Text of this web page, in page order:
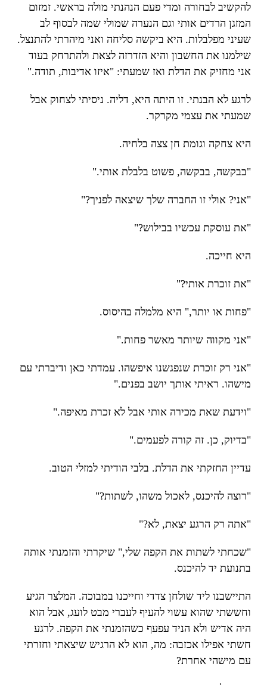
להקשיב לבחורה ומדי פעם הנהנתי מולה בראשי. זמזום
המזגן הרדים אותי וגם הנערה שמולי שמה לבסוף לב
שעיני מפלבלות. היא ביקשה סליחה ואני מיהרתי להתנצל.
שילמנו את החשבון והיא הזדרזה לצאת ולהתרחק בעוד
אני מחזיק את הדלת ואז שמעתי: "איזו אדיבות, תודה."
לרגע לא הבנתי. זו היתה היא, דליה. ניסיתי לצחוק אבל
שמעתי את עצמי מקרקר.
היא צחקה וגומת חן צצה בלחיה.
"בבקשה, בבקשה, פשוט בלבלת אותי."
"אני? אולי זו החברה שלך שיצאה לפניך?"
"את עוסקת עכשיו בבילוש?"
היא חייכה.
"את זוכרת אותי?"
"פחות או יותר," היא מלמלה בהיסוס.
"אני מקווה שיותר מאשר פחות."
"אני רק זוכרת שנפגשנו איפשהו. עמדתי כאן ודיברתי עם
מישהו. ראיתי אותך יושב בפנים."
"וידעת שאת מכירה אותי אבל לא זכרת מאיפה."
"בדיוק, כן. זה קורה לפעמים."
עדיין החזקתי את הדלת. בלבי הודיתי למזלי הטוב.
"רוצה להיכנס, לאכול משהו, לשתות?"
"אתה רק הרגע יצאת, לא?"
"שכחתי לשתות את הקפה שלי," שיקרתי והזמנתי אותה
בתנועת יד להיכנס.
התיישבנו ליד שולחן צדדי וחייכנו במבוכה. המלצר הגיע
וחששתי שהוא עשוי להעיף לעברי מבט לועג, אבל הוא
היה אדיש ולא הניד עפעף כשהזמנתי את הקפה. לרגע
חשתי אפילו אכזבה: מה, הוא לא הרגיש שיצאתי וחזרתי
עם מישהי אחרת?